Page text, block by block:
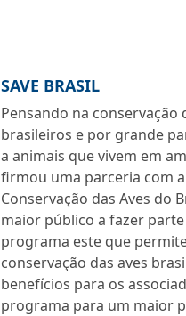
SAVE BRASIL
Pensando na conservação
brasileiros e por grande
a animais que vivem em
firmou uma parceria com a
Conservação das Aves do
maior público a fazer
programa este que
conservação das aves
benefícios para os
programa para um maior